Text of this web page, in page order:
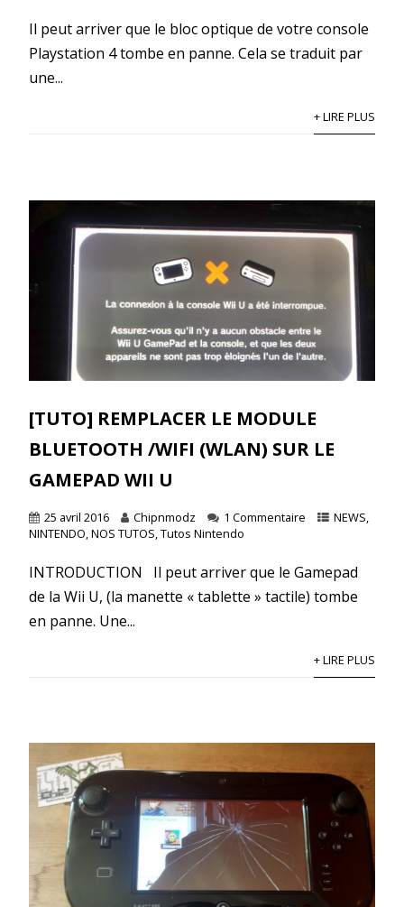
Il peut arriver que le bloc optique de votre console
Playstation 4 tombe en panne. Cela se traduit par
une...
+ LIRE PLUS
[TUTO] REMPLACER LE MODULE
BLUETOOTH /WIFI (WLAN) SUR LE
GAMEPAD WII U
25 avril 2016 Chipnmodz 1 Commentaire NEWS,
NINTENDO,NOS TUTOS,Tutos Nintendo
INTRODUCTION Il peut arriver que le Gamepad
de la Wii U, (la manette « tablette » tactile) tombe
en panne. Une...
+ LIRE PLUS